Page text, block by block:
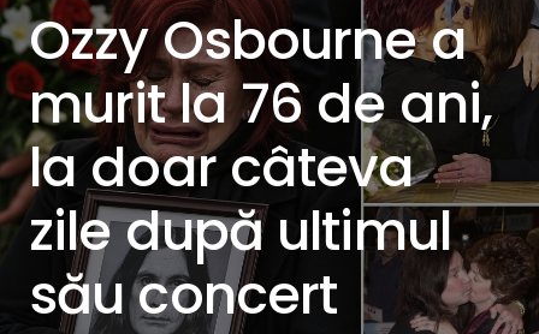
Ozzy Osbourne a
murit la 76 de ani,
la doar câteva
zile după ultimul
său concert